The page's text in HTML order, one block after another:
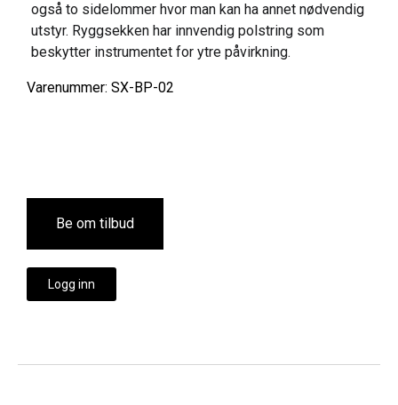
også to sidelommer hvor man kan ha annet nødvendig
utstyr. Ryggsekken har innvendig polstring som
beskytter instrumentet for ytre påvirkning.
Varenummer: SX-BP-02
Be om tilbud
Logg inn